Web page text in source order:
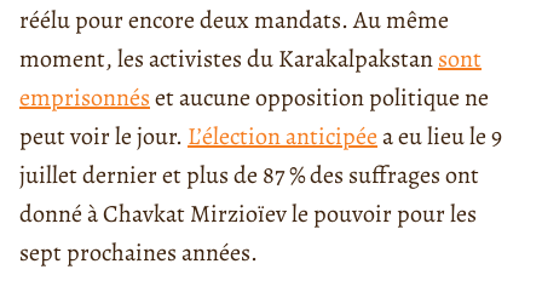
réélu pour encore deux mandats. Au même
moment, les activistes du Karakalpakstansont
emprisonnéset aucune opposition politique ne
peut voir le jour. L’élection anticipéea eu lieu le 9
juillet dernier et plus de 87 % des suffrages ont
donné à Chavkat Mirzioïev le pouvoir pour les
sept prochaines années.